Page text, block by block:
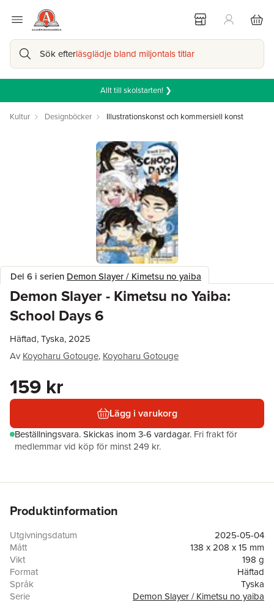
Sök efterläsglädje bland miljontals titlar
Allt till skolstarten! ❯
Kultur Designböcker Illustrationskonst och kommersiell konst
Del 6 i serien Demon Slayer / Kimetsu no yaiba
Demon Slayer - Kimetsu no Yaiba:
School Days 6
Häftad, Tyska, 2025
Av Koyoharu Gotouge, Koyoharu Gotouge
159 kr
Lägg i varukorg
Beställningsvara.Skickas inom 3-6 vardagar. Fri frakt för
medlemmar vid köp för minst 249 kr.
Produktinformation
Utgivningsdatum
2025-05-04
Mått
138 x 208 x 15 mm
Vikt
198 g
Format
Häftad
Språk
Tyska
Serie
Demon Slayer / Kimetsu no yaiba